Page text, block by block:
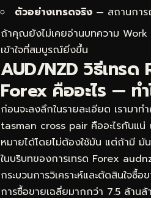
ตัวอย่างเทรดจริง — สถานกา
ถ้าคุณยังไม่เคยอ่านบทความ Work
เข้าใจที่สมบูรณ์ยิ่งขึ้น
AUD/NZD วิธีเทรด
Forex คืออะไร — ท
ก่อนจะลงลึกในรายละเอียด เราม
tasman cross pair คืออะไรกันแ
หมายได้โดยไม่ต้องใช้มัน แต่ถ้ามี มั
ในบริบทของการเทรด Forex
กระบวนการวิเคราะห์และตัดสินใจ
การซื้อขายเฉลี่ยมากกว่า 7.5 ล้าน